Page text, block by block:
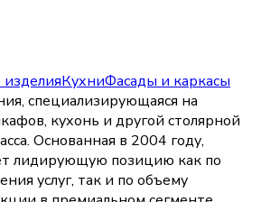
КухниФасады и каркасы
специализирующаяся на
кухонь и другой столярной
Основанная в 2004 году,
лидирующую позицию как по
услуг, так и по объему